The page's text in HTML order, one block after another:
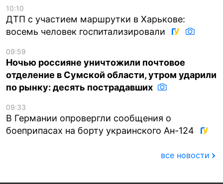
10:10
ДТП с участием маршрутки в Харькове:
восемь человек госпитализировали
09:59
Ночью россияне уничтожили почтовое
отделение в Сумской области, утром ударили
по рынку: десять пострадавших
09:33
В Германии опровергли сообщения о
боеприпасах на борту украинского Ан-124
все новости